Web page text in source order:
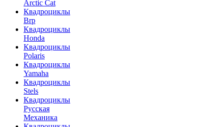
Arctic Cat
Квадроциклы
Brp
Квадроциклы
Honda
Квадроциклы
Polaris
Квадроциклы
Yamaha
Квадроциклы
Stels
Квадроциклы
Русская
Механика